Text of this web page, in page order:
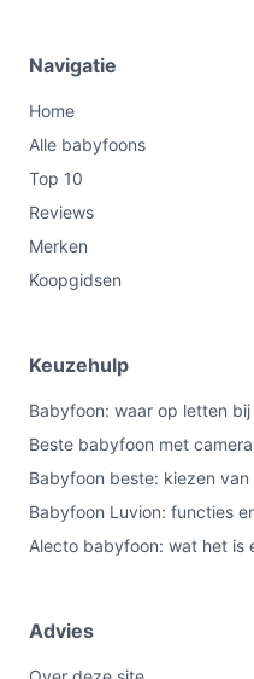
Navigatie
Home
Alle babyfoons
Top 10
Reviews
Merken
Koopgidsen
Keuzehulp
Babyfoon: waar op letten
Beste babyfoon met
Babyfoon beste: kiezen
Babyfoon Luvion: functies
Alecto babyfoon: wat het is
Advies